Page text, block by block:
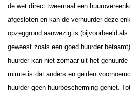
de wet direct tweemaal een
afgesloten en kan de verhuurder deze
opzeggrond aanwezig is (bijvoorbeeld
geweest zoals een goed huurder
huurder kan niet zomaar uit het
ruimte is dat anders en gelden
huurder geen huurbescherming geniet.